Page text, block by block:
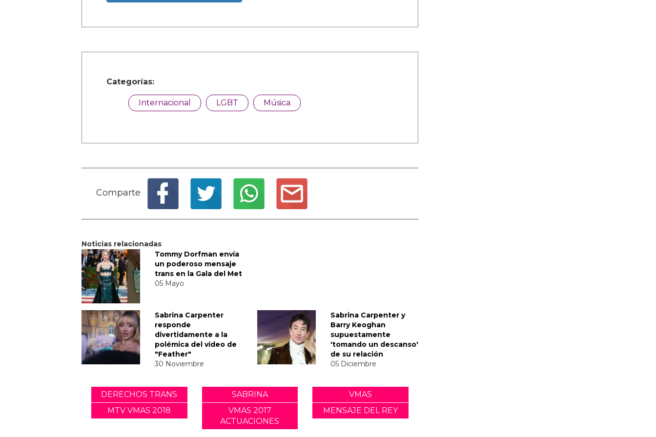
Categorías:
Internacional LGBT Música
Comparte
Noticias relacionadas
Tommy Dorfman envía
un poderoso mensaje
trans en la Gala del Met
05 Mayo
Sabrina Carpenter
responde
divertidamente a la
polémica del vídeo de
"Feather"
30 Noviembre
Sabrina Carpenter y
Barry Keoghan
supuestamente
'tomando un descanso'
de su relación
05 Diciembre
DERECHOS TRANS SABRINA
VMAS
MTV VMAS 2018
VMAS 2017
ACTUACIONES
MENSAJE DEL REY